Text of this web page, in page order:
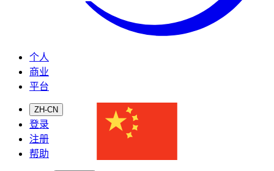
个人
商业
平台
ZH-CN
登录
注册
帮助